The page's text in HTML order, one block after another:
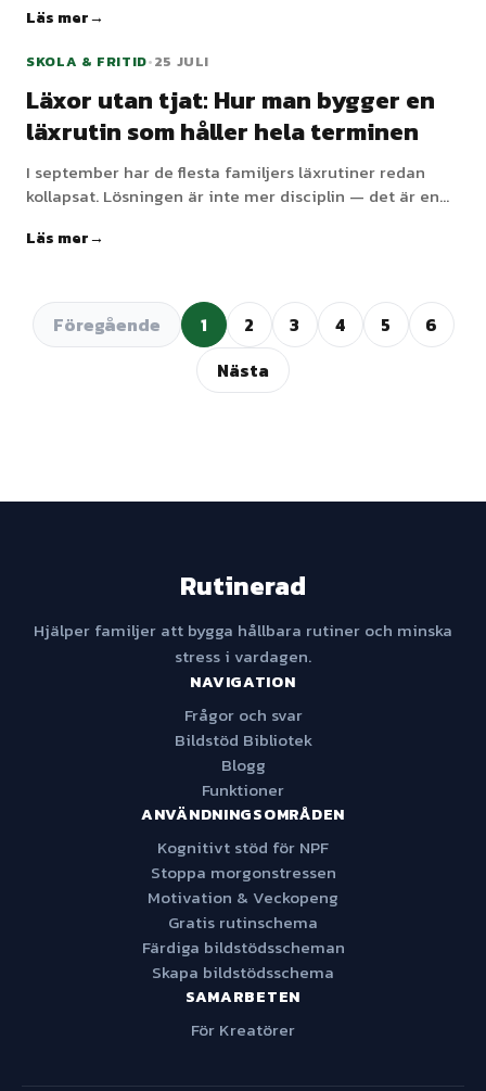
Middagar behöver inte vara strider – det mesta bråket
Läs mer
SKOLA & FRITID•25 JULI
Läxor utan tjat: Hur man bygger en
läxrutin som håller hela terminen
I september har de flesta familjers läxrutiner redan
kollapsat. Lösningen är inte mer disciplin — det är en
och belöningskopplingar, plus vad man ska göra när ditt
Läs mer
Föregående 1 2 3 4 5
6
Nästa
Rutinerad
Hjälper familjer att bygga hållbara rutiner och minska
stress i vardagen.
NAVIGATION
Frågor och svar
Bildstöd Bibliotek
Blogg
Funktioner
ANVÄNDNINGSOMRÅDEN
Kognitivt stöd för NPF
Stoppa morgonstressen
Motivation & Veckopeng
Gratis rutinschema
Färdiga bildstödsscheman
Skapa bildstödsschema
SAMARBETEN
För Kreatörer